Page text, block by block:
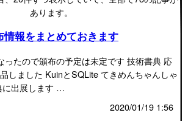
あります。
報をまとめておきます
ったので頒布の予定は未定です 技術書典 応
しました KuinとSQLite てきめんちゃんしゃ
に出展します …
2020/01/19 1:56